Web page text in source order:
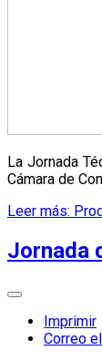
La Jornada
Cámara de
Leer más:
Jornada
Imprimir
Correo